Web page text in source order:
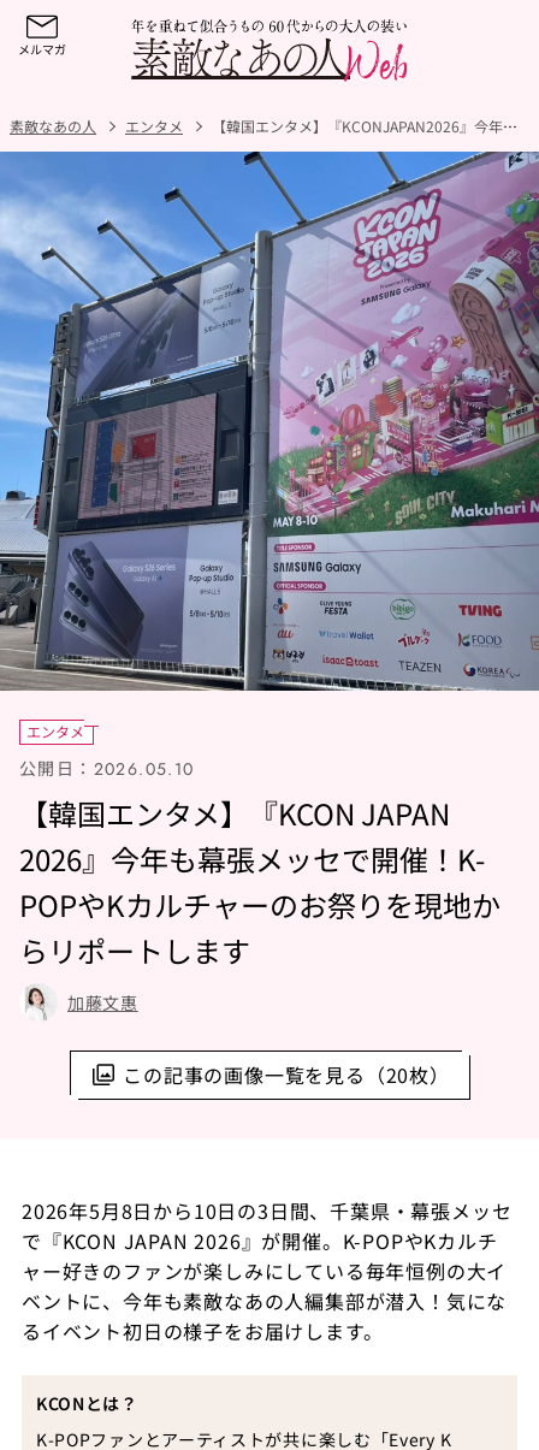
素敵なあの人 エンタメ 【韓国エンタメ】『KCONJAPAN2026』今年も幕張メッセで開催！K-POPやKカルチャーのお祭りを現地からリポートします
この記事の画像一覧を見る（20枚）
エンタメ
公開日： 2026.05.10
【韓国エンタメ】『KCON JAPAN
2026』今年も幕張メッセで開催！K-
POPやKカルチャーのお祭りを現地か
らリポートします
加藤文惠
2026年5月8日から10日の3日間、千葉県・幕張メッセ
で『KCON JAPAN 2026』が開催。 K-POPやKカルチ
ャー好きのファンが楽しみにしている毎年恒例の大イ
ベントに、今年も素敵なあの人編集部が潜入！気にな
るイベント初日の様子をお届けします。
KCON とは？
K-POPファンとアーティストが共に楽しむ「Every K